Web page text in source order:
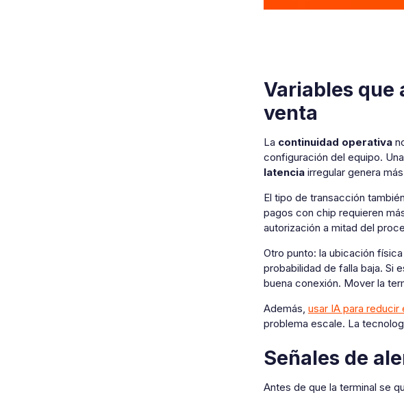
Variables que
venta
La continuidad operativa
configuración del equipo.
latenciairregular genera
El tipo de transacción
pagos con chip requieren
autorización a mitad del
Otro punto: la ubicación
probabilidad de falla baja. Si
buena conexión. Mover la
Además, usar IA para
problema escale. La
Señales de
Antes de que la terminal se